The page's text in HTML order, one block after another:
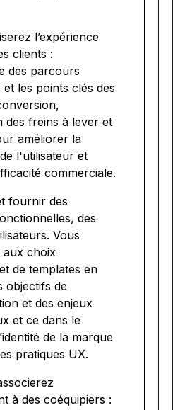
l’expérience
clients :
des parcours
et les points clés des
des freins à lever et
améliorer la
l'utilisateur et
commerciale.
fournir des
des
Vous
aux choix
de templates en
objectifs de
et des enjeux
et ce dans le
de la marque
pratiques UX.
à des coéquipiers :